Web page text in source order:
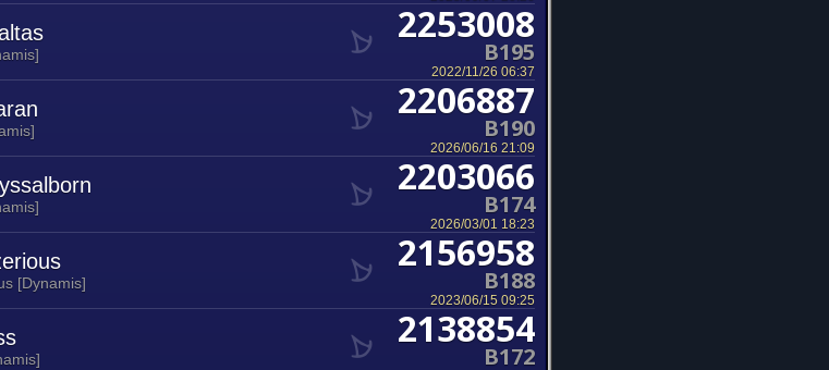
2253008
B195
2022/11/26 06:37
2206887
B190
2026/06/16 21:09
2203066
B174
2026/03/01 18:23
[Dynamis]
2156958
B188
2023/06/15 09:25
2138854
B172